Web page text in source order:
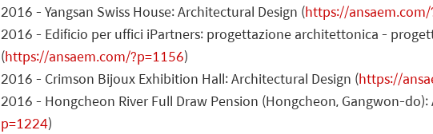
2016 - Yangsan Swiss House: Architectural Design (https://
2016 - Edificio per uffici iPartners: progettazione architettonica -
(https://ansaem.com/?p=1156)
2016 - Crimson Bijoux Exhibition Hall: Architectural Design (https://
2016 - Hongcheon River Full Draw Pension (Hongcheon, Gangwon-
p=1224)